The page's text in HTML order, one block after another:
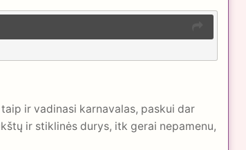
ir vadinasi karnavalas, paskui dar
ir stiklinės durys, itk gerai nepamenu,